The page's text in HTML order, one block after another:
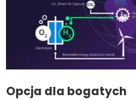
Opcja dla bogatych